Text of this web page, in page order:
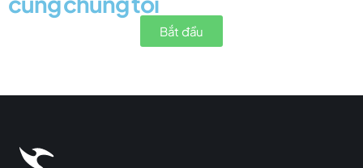
Bắt đầu